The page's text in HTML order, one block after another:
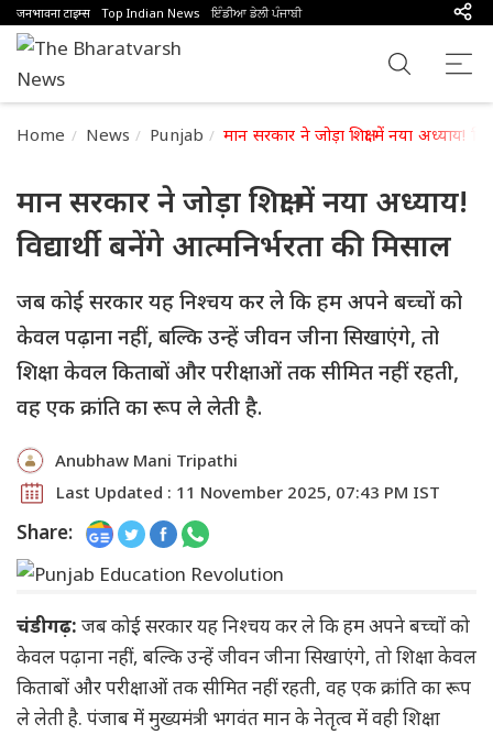
जनभावना टाइम्स Top Indian News ਇੰਡੀਆ ਡੇਲੀ ਪੰਜਾਬੀ
Home News Punjab मान सरकार ने जोड़ा शिक्षा में नया अध्याय!
मान सरकार ने जोड़ा शिक्षा में नया अध्याय!
विद्यार्थी बनेंगे आत्मनिर्भरता की मिसाल
जब कोई सरकार यह निश्चय कर ले कि हम अपने बच्चों को
केवल पढ़ाना नहीं, बल्कि उन्हें जीवन जीना सिखाएंगे, तो
शिक्षा केवल किताबों और परीक्षाओं तक सीमित नहीं रहती,
वह एक क्रांति का रूप ले लेती है.
Anubhaw Mani Tripathi
Last Updated : 11 November 2025, 07:43 PM IST
Share:
चंडीगढ़: जब कोई सरकार यह निश्चय कर ले कि हम अपने बच्चों को
केवल पढ़ाना नहीं, बल्कि उन्हें जीवन जीना सिखाएंगे, तो शिक्षा केवल
किताबों और परीक्षाओं तक सीमित नहीं रहती, वह एक क्रांति का रूप
ले लेती है. पंजाब में मुख्यमंत्री भगवंत मान के नेतृत्व में वही शिक्षा